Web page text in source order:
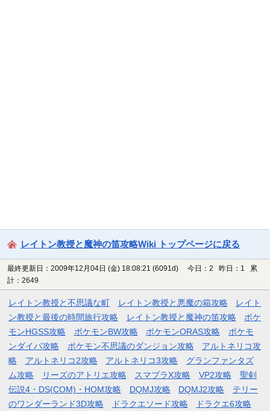
レイトン教授と魔神の笛攻略Wiki トップページに戻る
最終更新日：2009年12月04日 (金) 18:08:21 (6091d)
今日：2 昨日：1 累
計：2649
レイトン教授と不思議な町 レイトン教授と悪魔の箱攻略
レイト
ン教授と最後の時間旅行攻略
レイトン教授と魔神の笛攻略
ポケ
モンHGSS攻略
ポケモンBW攻略 ポケモンORAS攻略
ポケモ
ンダイパ攻略
ポケモン不思議のダンジョン攻略
アルトネリコ攻
略
アルトネリコ2攻略 アルトネリコ3攻略
グランファンタズ
ム攻略
リーズのアトリエ攻略 スマブラX攻略 VP2攻略
聖剣
伝説4・DS(COM)・HOM攻略
DQMJ攻略 DQMJ2攻略
テリー
のワンダーランド3D攻略
ドラクエソード攻略 ドラクエ6攻略